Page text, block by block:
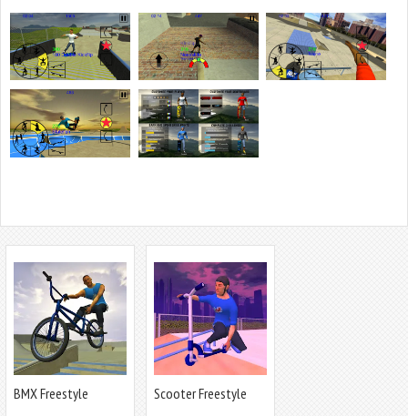
BMX Freestyle
Scooter Freestyle